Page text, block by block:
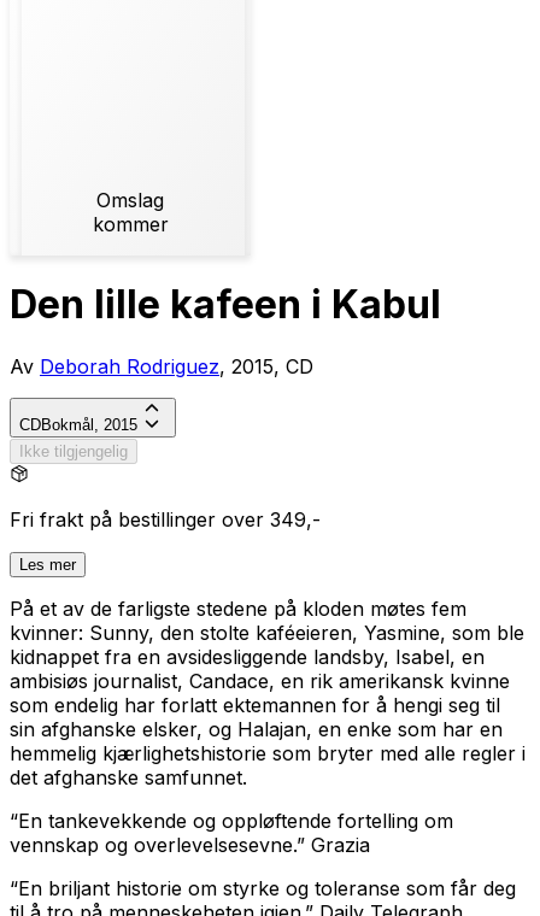
Omslag
kommer
Den lille kafeen i Kabul
Av Deborah Rodriguez, 2015, CD
CDBokmål, 2015
Ikke tilgjengelig
Fri frakt på bestillinger over 349,-
Les mer
På et av de farligste stedene på kloden møtes fem
kvinner: Sunny, den stolte kaféeieren, Yasmine, som ble
kidnappet fra en avsidesliggende landsby, Isabel, en
ambisiøs journalist, Candace, en rik amerikansk kvinne
som endelig har forlatt ektemannen for å hengi seg til
sin afghanske elsker, og Halajan, en enke som har en
hemmelig kjærlighetshistorie som bryter med alle regler i
det afghanske samfunnet.
“En tankevekkende og oppløftende fortelling om
vennskap og overlevelsesevne.” Grazia
“En briljant historie om styrke og toleranse som får deg